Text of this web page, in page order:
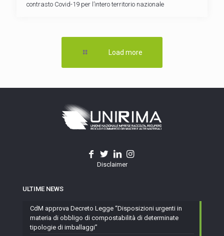
contrasto Covid-19 per l’intero territorio nazionale
Load more
Disclaimer
ULTIME NEWS
CdM approva Decreto Legge “Disposizioni urgenti in
materia di obbligo di compostabilità di determinate
tipologie di imballaggi”